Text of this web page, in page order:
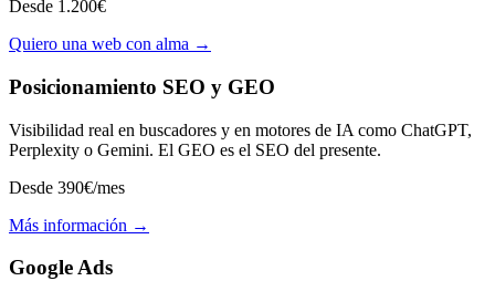
Desde 1.200€
Quiero una web con alma →
Posicionamiento SEO y GEO
Visibilidad real en buscadores y en motores de IA como ChatGPT,
Perplexity o Gemini. El GEO es el SEO del presente.
Desde 390€/mes
Más información →
Google Ads